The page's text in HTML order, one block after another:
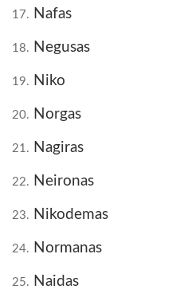
17. Nafas
18. Negusas
19. Niko
20. Norgas
21. Nagiras
22. Neironas
23. Nikodemas
24. Normanas
25. Naidas